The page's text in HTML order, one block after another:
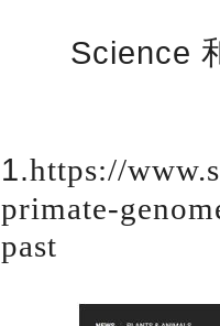
Science
1.https://
primate-
past